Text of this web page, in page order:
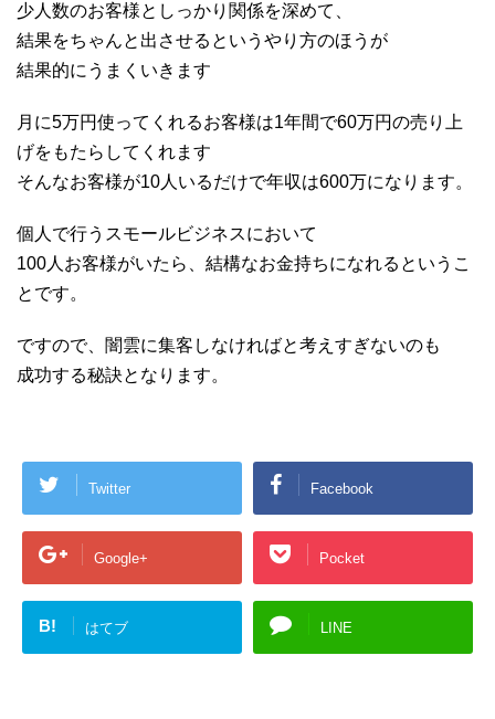
少人数のお客様としっかり関係を深めて、
結果をちゃんと出させるというやり方のほうが
結果的にうまくいきます
月に5万円使ってくれるお客様は1年間で60万円の売り上
げをもたらしてくれます
そんなお客様が10人いるだけで年収は600万になります。
個人で行うスモールビジネスにおいて
100人お客様がいたら、結構なお金持ちになれるというこ
とです。
ですので、闇雲に集客しなければと考えすぎないのも
成功する秘訣となります。
Twitter Facebook
Google+ Pocket
B! はてブ LINE